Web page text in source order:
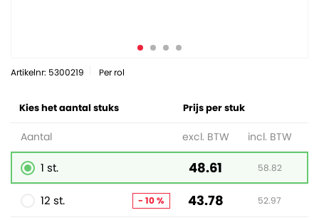
Artikelnr: 5300219 Per rol
Kies het aantal stuks Prijs per stuk
Aantal excl. BTW incl. BTW
1 st. 48.61 58.82
12 st. - 10 % 43.78 52.97